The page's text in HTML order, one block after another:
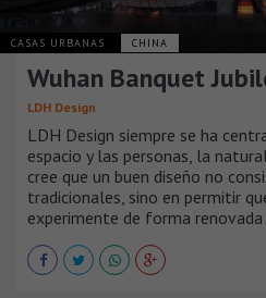
CASAS URBANAS CHINA
Wuhan Banquet
LDH Design
LDH Design siempre se ha
espacio y las personas, la
cree que un buen diseño no
tradicionales, sino en permitir
experimente de forma